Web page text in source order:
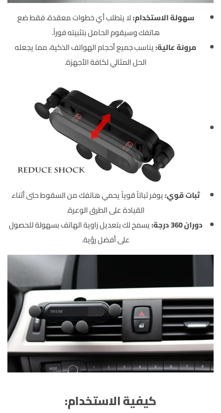
سهولة الاستخدام:لا يتطلب أي خطوات معقدة، فقط ضع
هاتفك وسيقوم الحامل بتثبيته فوراً.
مرونة عالية:يناسب جميع أحجام الهواتف الذكية، مما يجعله
الحل المثالي لكافة الأجهزة.
ثبات قوي:يوفر ثباتاً قوياً يحمي هاتفك من السقوط حتى أثناء
القيادة على الطرق الوعرة.
دوران 360 درجة:
يسمح لك بتعديل زاوية الهاتف بسهولة للحصول
على أفضل رؤية.
كيفية الاستخدام: